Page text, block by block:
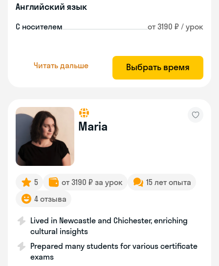
Английский язык
С носителем от 3190 ₽ / урок
Читать дальше Выбрать время
Maria
5 от 3190 ₽ за урок
15 лет опыта
4 отзыва
Lived in Newcastle and Chichester, enriching
cultural insights
Prepared many students for various certificate
exams